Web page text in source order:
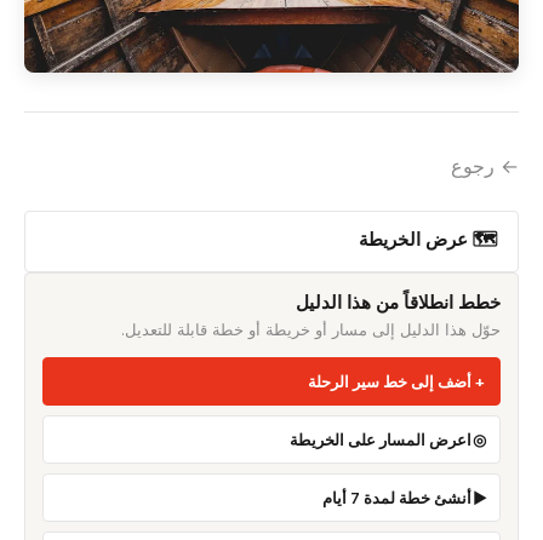
← رجوع
🗺 عرض الخريطة
خطط انطلاقاً من هذا الدليل
حوّل هذا الدليل إلى مسار أو خريطة أو خطة قابلة للتعديل.
أضف إلى خط سير الرحلة
اعرض المسار على الخريطة
أنشئ خطة لمدة 7 أيام